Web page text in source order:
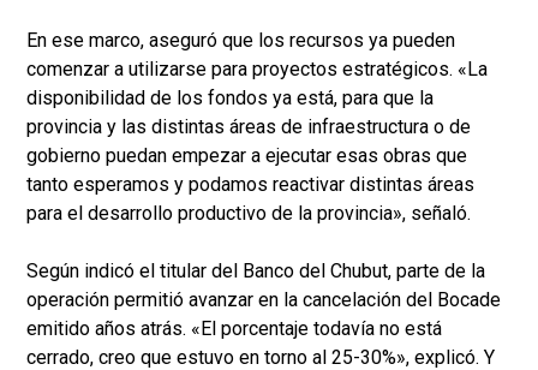
En ese marco, aseguró que los recursos ya pueden
comenzar a utilizarse para proyectos estratégicos. «La
disponibilidad de los fondos ya está, para que la
provincia y las distintas áreas de infraestructura o de
gobierno puedan empezar a ejecutar esas obras que
tanto esperamos y podamos reactivar distintas áreas
para el desarrollo productivo de la provincia», señaló.
Según indicó el titular del Banco del Chubut, parte de la
operación permitió avanzar en la cancelación del Bocade
emitido años atrás. «El porcentaje todavía no está
cerrado, creo que estuvo en torno al 25-30%», explicó. Y